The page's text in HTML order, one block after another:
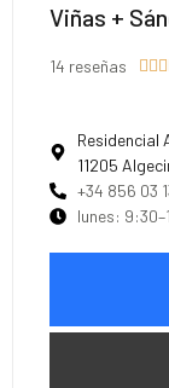
Viñas +
14 reseñas   
Residencial
11205
+34 856 03
lunes: